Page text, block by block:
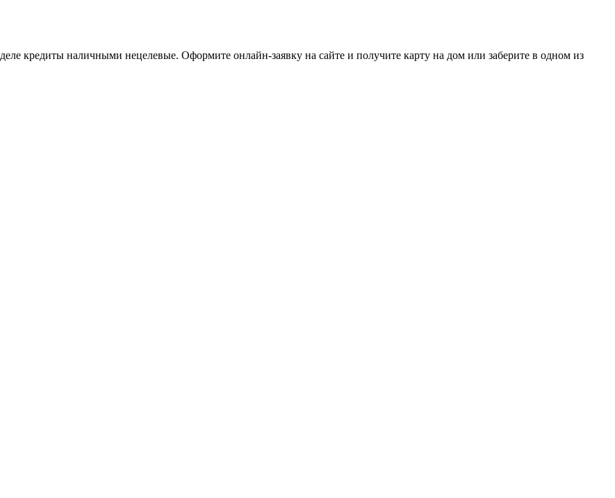
кредиты наличными нецелевые. Оформите онлайн-заявку на сайте и получите карту на дом или заберите в одном из